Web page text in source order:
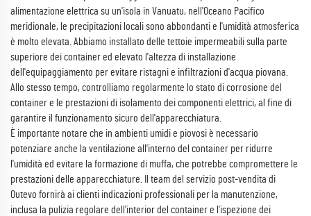
alimentazione elettrica su un'isola in Vanuatu, nell'Oceano Pacifico
meridionale, le precipitazioni locali sono abbondanti e l'umidità atmosferica
è molto elevata. Abbiamo installato delle tettoie impermeabili sulla parte
superiore dei container ed elevato l'altezza di installazione
dell'equipaggiamento per evitare ristagni e infiltrazioni d'acqua piovana.
Allo stesso tempo, controlliamo regolarmente lo stato di corrosione del
container e le prestazioni di isolamento dei componenti elettrici, al fine di
garantire il funzionamento sicuro dell'apparecchiatura.
È importante notare che in ambienti umidi e piovosi è necessario
potenziare anche la ventilazione all'interno del container per ridurre
l'umidità ed evitare la formazione di muffa, che potrebbe compromettere le
prestazioni delle apparecchiature. Il team del servizio post-vendita di
Outevo fornirà ai clienti indicazioni professionali per la manutenzione,
inclusa la pulizia regolare dell'interior del container e l'ispezione dei